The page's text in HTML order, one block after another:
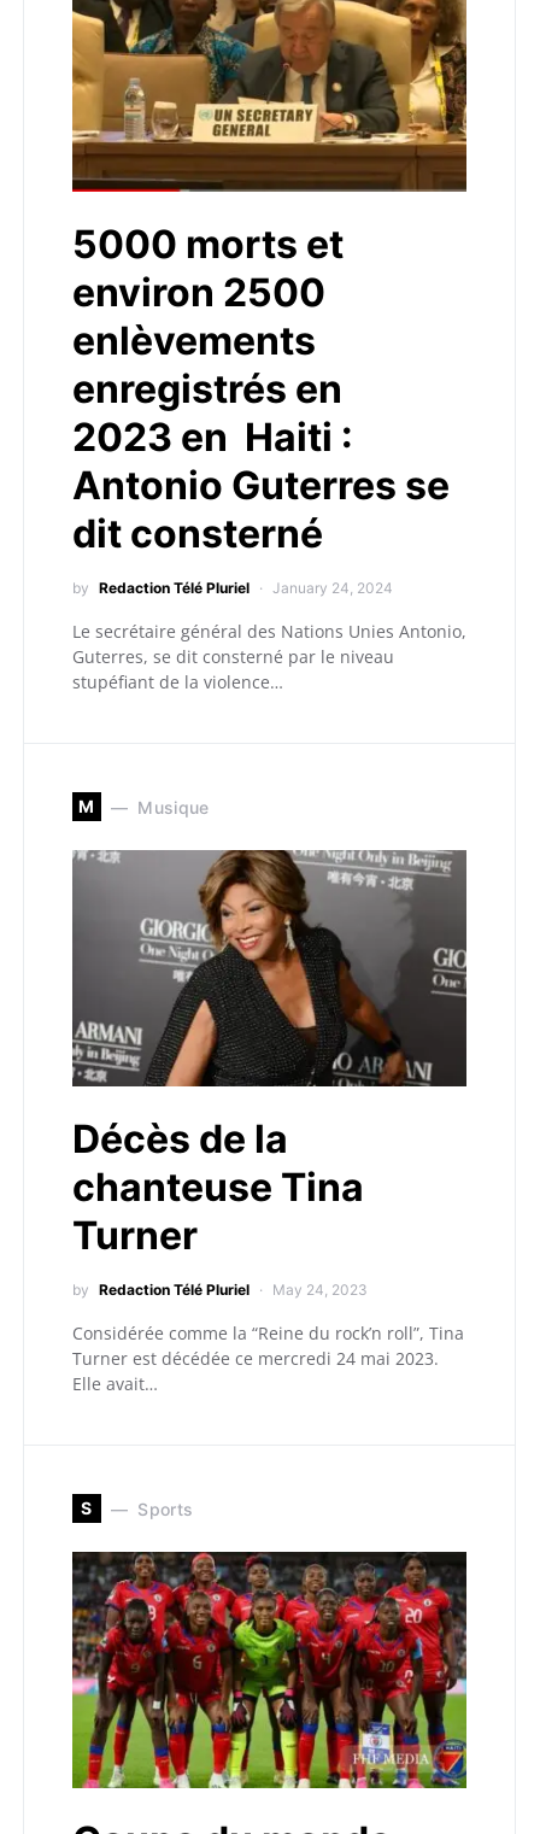
5000 morts et
environ 2500
enlèvements
enregistrés en
2023 en Haiti :
Antonio Guterres se
dit consterné
by Redaction Télé Pluriel January 24, 2024
Le secrétaire général des Nations Unies Antonio,
Guterres, se dit consterné par le niveau
stupéfiant de la violence…
M Musique
Décès de la
chanteuse Tina
Turner
by Redaction Télé Pluriel May 24, 2023
Considérée comme la “Reine du rock’n roll”, Tina
Turner est décédée ce mercredi 24 mai 2023.
Elle avait…
S Sports